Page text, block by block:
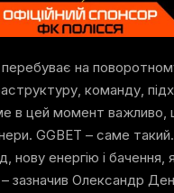
на
команду,
в цей момент
GGBET – саме
нову енергію і бачення,
зазначив Олександр